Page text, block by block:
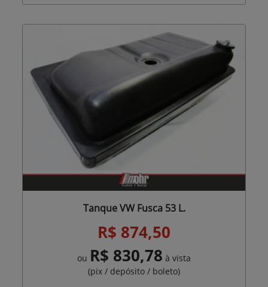
Tanque VW Fusca 53 L.
R$ 874,50
ou R$ 830,78 à vista
(pix / depósito / boleto)